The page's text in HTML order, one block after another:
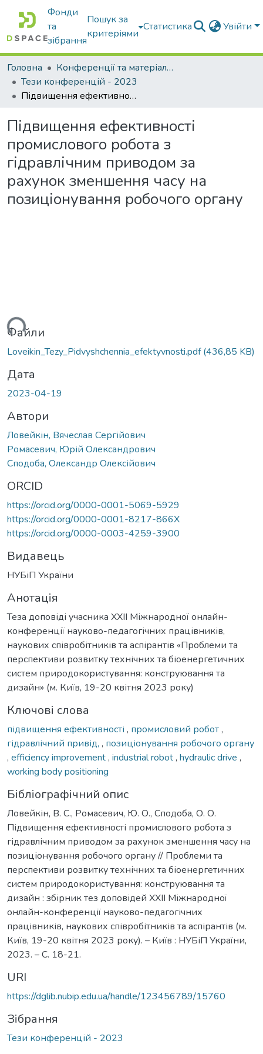
Фонди
та
зібрання
Пошук за
критеріями
Статистика Увійти
Головна
Конференції та матеріали конференцій
Тези конференцій - 2023
Підвищення ефективності промислового робота з гідравлічним приводом за рахунок зменшення часу на позиціонування робочого органу
Підвищення ефективності
промислового робота з
гідравлічним приводом за
рахунок зменшення часу на
позиціонування робочого органу
Файли
Loveikin_Tezy_Pidvyshchennia_efektyvnosti.pdf(436,85 KB)
Дата
2023-04-19
Автори
Ловейкін, Вячеслав Сергійович
Ромасевич, Юрій Олександрович
Сподоба, Олександр Олексійович
ORCID
https://orcid.org/0000-0001-5069-5929
https://orcid.org/0000-0001-8217-866X
https://orcid.org/0000-0003-4259-3900
Видавець
НУБіП України
Анотація
Теза доповіді учасника ХXІI Міжнародної онлайн-
конференції науково-педагогічних працівників,
наукових співробітників та аспірантів «Проблеми та
перспективи розвитку технічних та біоенергетичних
систем природокористування: конструювання та
дизайн» (м. Київ, 19-20 квітня 2023 року)
Ключові слова
підвищення ефективності , промисловий робот,
гідравлічний привід, , позиціонування робочого органу
, efficiency improvement, industrial robot, hydraulic drive ,
working body positioning
Бібліографічний опис
Ловейкін, В. С., Ромасевич, Ю. О., Сподоба, О. О.
Підвищення ефективності промислового робота з
гідравлічним приводом за рахунок зменшення часу на
позиціонування робочого органу // Проблеми та
перспективи розвитку технічних та біоенергетичних
систем природокористування: конструювання та
дизайн : збірник тез доповідей ХXІI Міжнародної
онлайн-конференції науково-педагогічних
працівників, наукових співробітників та аспірантів (м.
Київ, 19-20 квітня 2023 року). – Київ : НУБіП України,
2023. – С. 18-21.
URI
https://dglib.nubip.edu.ua/handle/123456789/15760
Зібрання
Тези конференцій - 2023